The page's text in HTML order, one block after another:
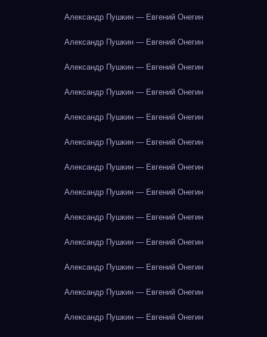
Александр Пушкин — Евгений Онегин
Александр Пушкин — Евгений Онегин
Александр Пушкин — Евгений Онегин
Александр Пушкин — Евгений Онегин
Александр Пушкин — Евгений Онегин
Александр Пушкин — Евгений Онегин
Александр Пушкин — Евгений Онегин
Александр Пушкин — Евгений Онегин
Александр Пушкин — Евгений Онегин
Александр Пушкин — Евгений Онегин
Александр Пушкин — Евгений Онегин
Александр Пушкин — Евгений Онегин
Александр Пушкин — Евгений Онегин